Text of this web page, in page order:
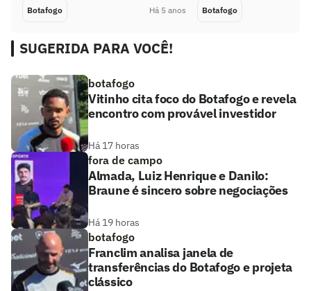
Botafogo Há 5 anos Botafogo
SUGERIDA PARA VOCÊ!
botafogo
Vitinho cita foco do Botafogo e revela
encontro com provável investidor
Há 17 horas
fora de campo
Almada, Luiz Henrique e Danilo:
Braune é sincero sobre negociações
Há 19 horas
botafogo
Franclim analisa janela de
transferências do Botafogo e projeta
clássico